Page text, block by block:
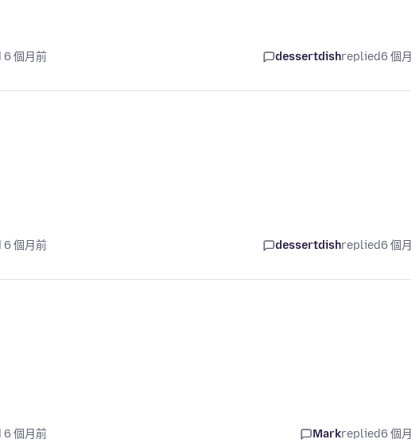
6 個月前 dessertdishreplied6 個
6 個月前 dessertdishreplied6 個
6 個月前 Markreplied6 個